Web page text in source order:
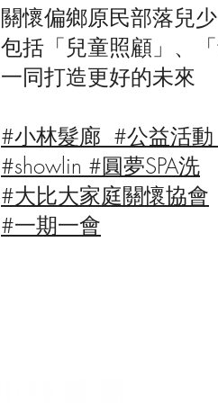
關懷偏鄉原民部落兒少
包括「兒童照顧」、
一同打造更好的未來
#小林髮廊 #公益活動
#showlin #圓夢SPA洗
#大比大家庭關懷協會
#一期一會